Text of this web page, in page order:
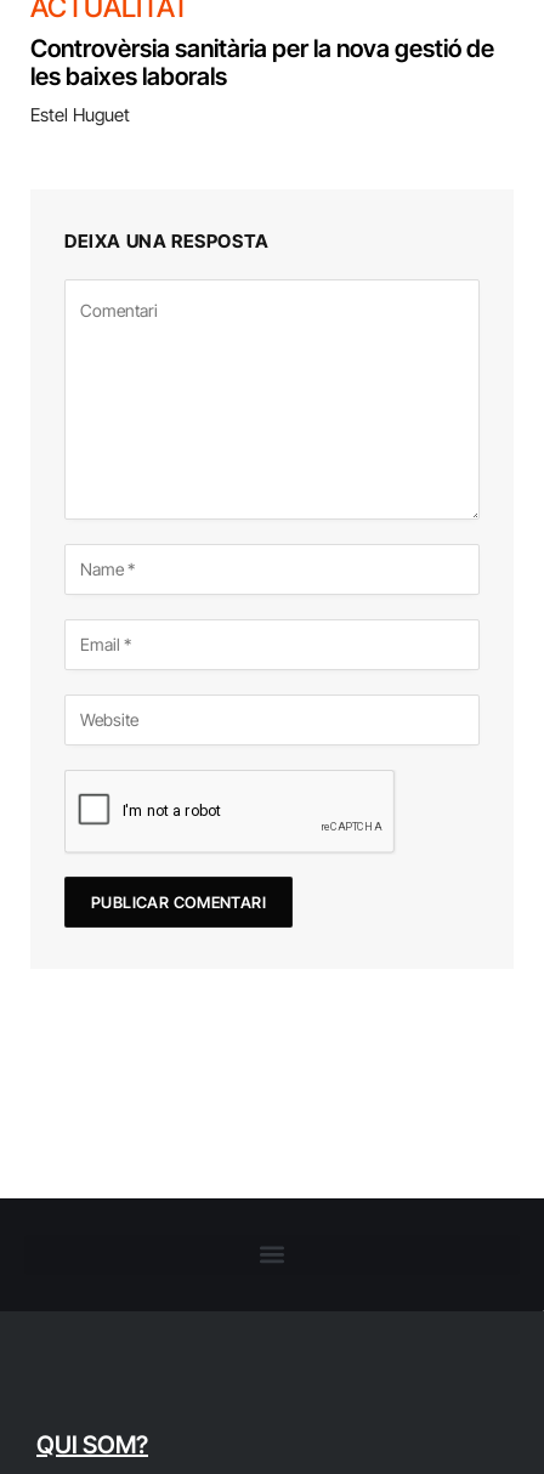
ACTUALITAT
Controvèrsia sanitària per la nova gestió de
les baixes laborals
Estel Huguet
DEIXA UNA RESPOSTA
QUI SOM?